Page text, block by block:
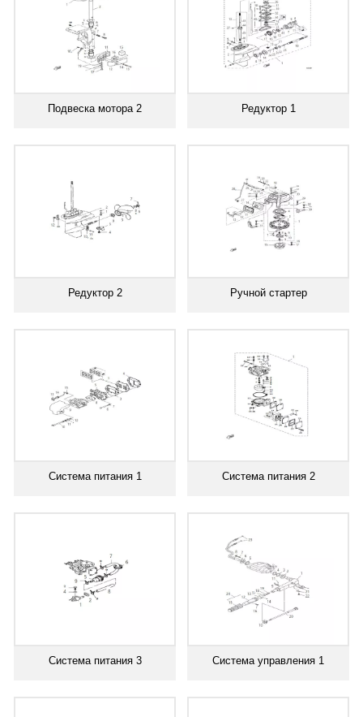
Подвеска мотора 2 Редуктор 1
Редуктор 2 Ручной стартер
Система питания 1 Система питания 2
Система питания 3 Система управления 1